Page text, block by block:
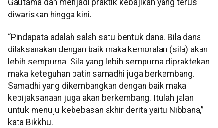
Gautama dan menjadi praktik kebajikan yang terus
diwariskan hingga kini.
“Pindapata adalah salah satu bentuk dana. Bila dana
dilaksanakan dengan baik maka kemoralan (sila) akan
lebih sempurna. Sila yang lebih sempurna dipraktekan
maka keteguhan batin samadhi juga berkembang.
Samadhi yang dikembangkan dengan baik maka
kebijaksanaan juga akan berkembang. Itulah jalan
untuk menuju kebebasan akhir derita yaitu Nibbana,”
kata Bikkhu.